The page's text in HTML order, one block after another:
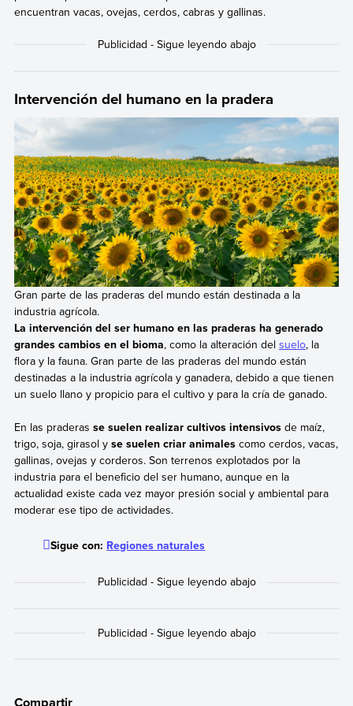
encuentran vacas, ovejas, cerdos, cabras y gallinas.
Intervención del humano en la pradera
Gran parte de las praderas del mundo están destinada a la
industria agrícola.
La intervención del ser humano en las praderas ha generado
grandes cambios en el bioma, como la alteración del suelo, la
flora y la fauna. Gran parte de las praderas del mundo están
destinadas a la industria agrícola y ganadera, debido a que tienen
un suelo llano y propicio para el cultivo y para la cría de ganado.
En las praderas se suelen realizar cultivos intensivosde maíz,
trigo, soja, girasol y se suelen criar animalescomo cerdos, vacas,
gallinas, ovejas y corderos. Son terrenos explotados por la
industria para el beneficio del ser humano, aunque en la
actualidad existe cada vez mayor presión social y ambiental para
moderar ese tipo de actividades.
Sigue con: Regiones naturales